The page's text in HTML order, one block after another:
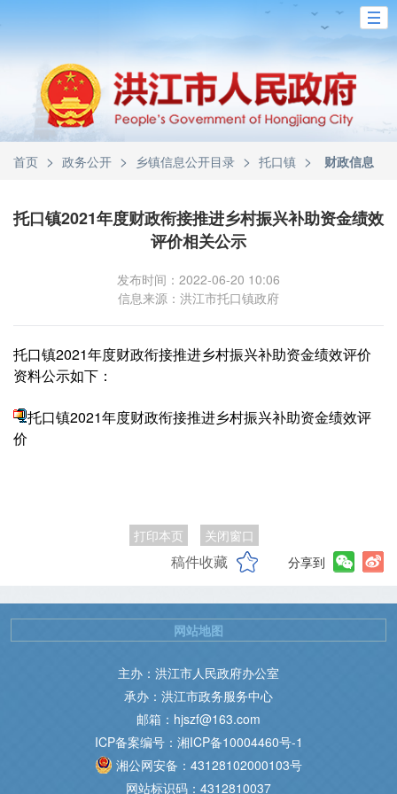
首页 > 政务公开 > 乡镇信息公开目录 > 托口镇 > 财政信息
托口镇2021年度财政衔接推进乡村振兴补助资金绩效
评价相关公示
发布时间：2022-06-20 10:06
信息来源：洪江市托口镇政府
托口镇2021年度财政衔接推进乡村振兴补助资金绩效评价
资料公示如下：
托口镇2021年度财政衔接推进乡村振兴补助资金绩效评
价
打印本页 关闭窗口
稿件收藏 分享到
主办：洪江市人民政府办公室
承办：洪江市政务服务中心
邮箱：hjszf@163.com
ICP备案编号：湘ICP备10004460号-1
湘公网安备：43128102000103号
网站标识码：4312810037
网站地图